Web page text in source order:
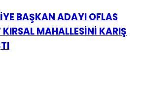
BAŞKAN ADAYI OFLAS
MAHALLESİNİ KARIŞ